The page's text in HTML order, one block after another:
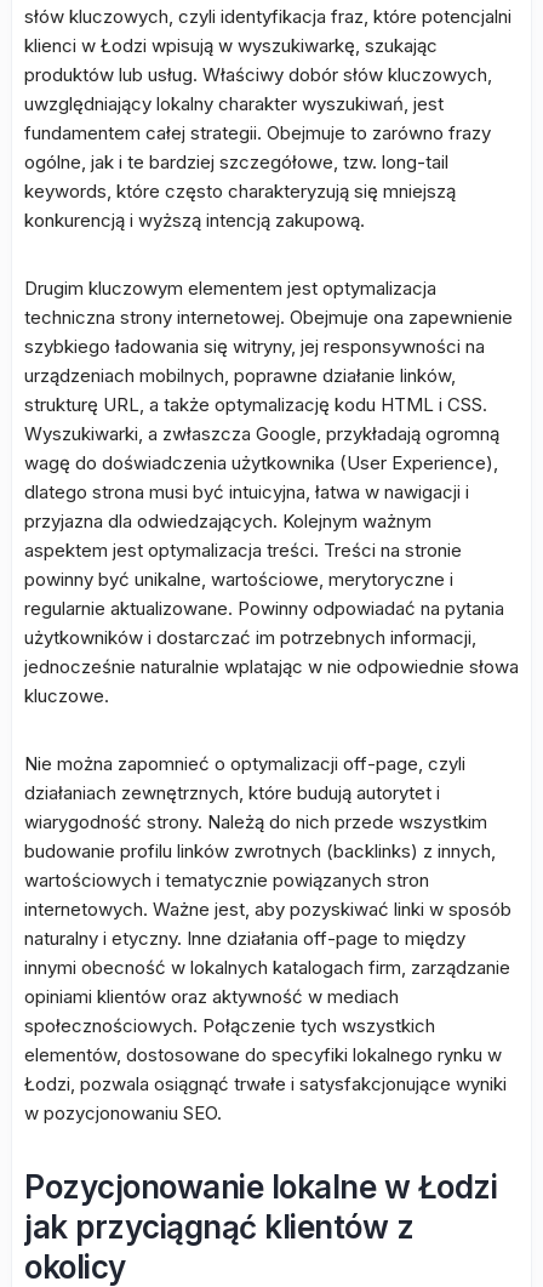
słów kluczowych, czyli identyfikacja fraz, które potencjalni
klienci w Łodzi wpisują w wyszukiwarkę, szukając
produktów lub usług. Właściwy dobór słów kluczowych,
uwzględniający lokalny charakter wyszukiwań, jest
fundamentem całej strategii. Obejmuje to zarówno frazy
ogólne, jak i te bardziej szczegółowe, tzw. long-tail
keywords, które często charakteryzują się mniejszą
konkurencją i wyższą intencją zakupową.
Drugim kluczowym elementem jest optymalizacja
techniczna strony internetowej. Obejmuje ona zapewnienie
szybkiego ładowania się witryny, jej responsywności na
urządzeniach mobilnych, poprawne działanie linków,
strukturę URL, a także optymalizację kodu HTML i CSS.
Wyszukiwarki, a zwłaszcza Google, przykładają ogromną
wagę do doświadczenia użytkownika (User Experience),
dlatego strona musi być intuicyjna, łatwa w nawigacji i
przyjazna dla odwiedzających. Kolejnym ważnym
aspektem jest optymalizacja treści. Treści na stronie
powinny być unikalne, wartościowe, merytoryczne i
regularnie aktualizowane. Powinny odpowiadać na pytania
użytkowników i dostarczać im potrzebnych informacji,
jednocześnie naturalnie wplatając w nie odpowiednie słowa
kluczowe.
Nie można zapomnieć o optymalizacji off-page, czyli
działaniach zewnętrznych, które budują autorytet i
wiarygodność strony. Należą do nich przede wszystkim
budowanie profilu linków zwrotnych (backlinks) z innych,
wartościowych i tematycznie powiązanych stron
internetowych. Ważne jest, aby pozyskiwać linki w sposób
naturalny i etyczny. Inne działania off-page to między
innymi obecność w lokalnych katalogach firm, zarządzanie
opiniami klientów oraz aktywność w mediach
społecznościowych. Połączenie tych wszystkich
elementów, dostosowane do specyfiki lokalnego rynku w
Łodzi, pozwala osiągnąć trwałe i satysfakcjonujące wyniki
w pozycjonowaniu SEO.
Pozycjonowanie lokalne w Łodzi
jak przyciągnąć klientów z
okolicy